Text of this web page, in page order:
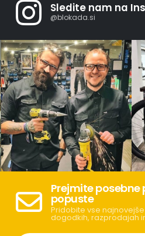
Sledite nam na
@blokada.si
Prejmite posebne
popuste
Pridobite vse
dogodkih, razprodajah